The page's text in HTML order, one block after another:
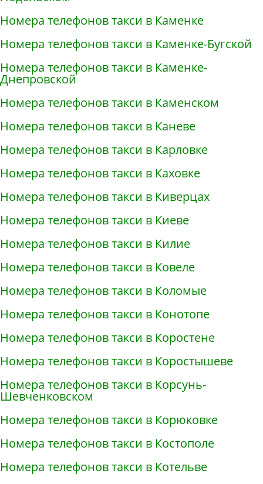
Номера телефонов такси в Каменке
Номера телефонов такси в Каменке-Бугской
Номера телефонов такси в Каменке-
Днепровской
Номера телефонов такси в Каменском
Номера телефонов такси в Каневе
Номера телефонов такси в Карловке
Номера телефонов такси в Каховке
Номера телефонов такси в Киверцах
Номера телефонов такси в Киеве
Номера телефонов такси в Килие
Номера телефонов такси в Ковеле
Номера телефонов такси в Коломые
Номера телефонов такси в Конотопе
Номера телефонов такси в Коростене
Номера телефонов такси в Коростышеве
Номера телефонов такси в Корсунь-
Шевченковском
Номера телефонов такси в Корюковке
Номера телефонов такси в Костополе
Номера телефонов такси в Котельве